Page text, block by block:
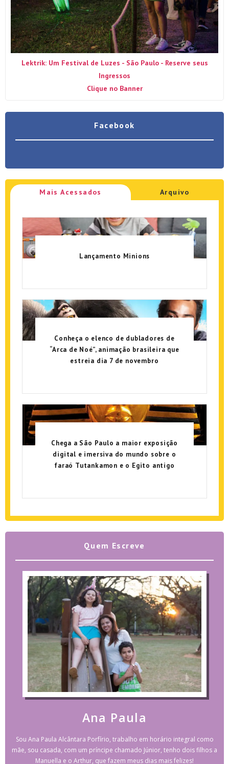
Lektrik: Um Festival de Luzes - São Paulo - Reserve seus
Ingressos
Clique no Banner
Facebook
Mais Acessados Arquivo
Lançamento Minions
Conheça o elenco de dubladores de
“Arca de Noé”, animação brasileira que
estreia dia 7 de novembro
Chega a São Paulo a maior exposição
digital e imersiva do mundo sobre o
faraó Tutankamon e o Egito antigo
Quem Escreve
Ana Paula
Sou Ana Paula Alcântara Porfírio, trabalho em horário integral como
mãe, sou casada, com um príncipe chamado Júnior, tenho dois filhos a
Manuella e o Arthur, que fazem meus dias mais felizes!